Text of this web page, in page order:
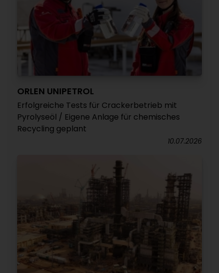
ORLEN UNIPETROL
Erfolgreiche Tests für Crackerbetrieb mit
Pyrolyseöl / Eigene Anlage für chemisches
Recycling geplant
10.07.2026